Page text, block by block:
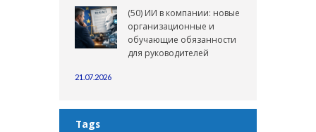
(50) ИИ в компании: новые
организационные и
обучающие обязанности
для руководителей
21.07.2026
Tags